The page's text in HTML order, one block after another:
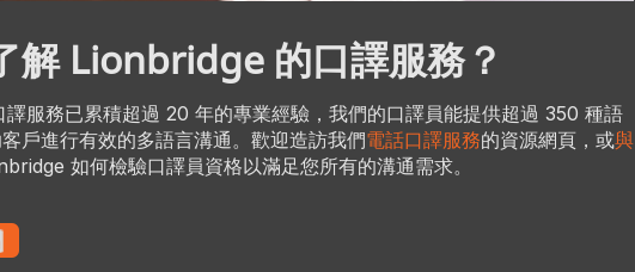
解 Lionbridge 的口譯服務？
服務已累積超過 20 年的專業經驗，我們的口譯員能提供超過 350 種語
戶進行有效的多語言溝通。歡迎造訪我們電話口譯服務的資源網頁，或與
如何檢驗口譯員資格以滿足您所有的溝通需求。